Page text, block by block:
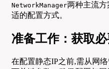
NetworkManager两种主流
适的配置方式。
准备工作：获取
在配置静态IP之前,需从网